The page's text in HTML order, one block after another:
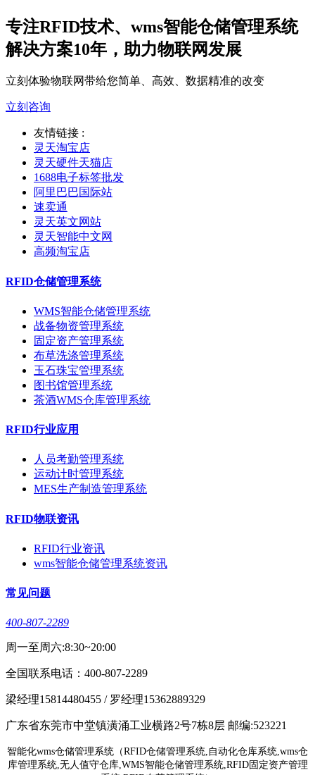
专注RFID技术、wms智能仓储管理系统
解决方案10年，助力物联网发展
立刻体验物联网带给您简单、高效、数据精准的改变
立刻咨询
友情链接 :
灵天淘宝店
灵天硬件天猫店
1688电子标签批发
阿里巴巴国际站
速卖通
灵天英文网站
灵天智能中文网
高频淘宝店
RFID仓储管理系统
WMS智能仓储管理系统
战备物资管理系统
固定资产管理系统
布草洗涤管理系统
玉石珠宝管理系统
图书馆管理系统
茶酒WMS仓库管理系统
RFID行业应用
人员考勤管理系统
运动计时管理系统
MES生产制造管理系统
RFID物联资讯
RFID行业资讯
wms智能仓储管理系统资讯
常见问题
400-807-2289
周一至周六:8:30~20:00
全国联系电话：400-807-2289
梁经理15814480455 / 罗经理15362889329
广东省东莞市中堂镇潢涌工业横路2号7栋8层 邮编:523221
智能化wms仓储管理系统（RFID仓储管理系统,自动化仓库系统,wms仓
库管理系统,无人值守仓库,WMS智能仓储管理系统,RFID固定资产管理